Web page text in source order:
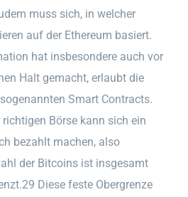
muss sich, in welcher
auf der Ethereum basiert.
hat insbesondere auch vor
Halt gemacht, erlaubt die
Smart Contracts.
Börse kann sich ein
bezahlt machen, also
der Bitcoins ist insgesamt
Diese feste Obergrenze